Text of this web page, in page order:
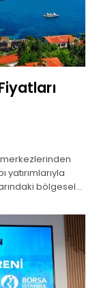
bölgesel